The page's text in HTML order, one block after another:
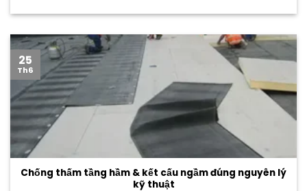
Chống thấm tầng hầm & kết cấu ngầm đúng nguyên lý
kỹ thuật
25
Th6